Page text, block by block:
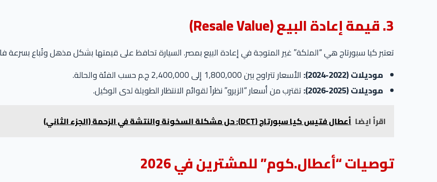
3. قيمة إعادة البيع (Resale Value)
تعتبر كيا سبورتاج هي “الملكة” غير المتوجة في إعادة البيع بمصر. السيارة تحافظ على قيمتها بشكل مذهل وتُباع بسرعة
موديلات (2022-2024):
الأسعار تتراوح بين 1,800,000 إلى 2,400,000 ج.م حسب الفئة والحالة.
موديلات (2025-2026):
تقترب من أسعار “الزيرو” نظراً لقوائم الانتظار الطويلة لدى الوكيل.
اقرأ ايضا أعطال فتيس كيا سبورتاج (DCT): حل مشكلة السخونة والنتشة في الزحمة (الجزء الثاني)
توصيات “أعطال.كوم” للمشترين في 2026